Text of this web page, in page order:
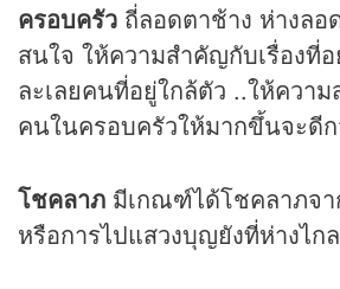
ครอบครัว ถี่ลอดตาช้าง ห่างลอ
สนใจ ให้ความสำคัญกับเรื่องที่
ละเลยคนที่อยู่ใกล้ตัว ..ให้ควา
คนในครอบครัวให้มากขึ้นจะดี
โชคลาภ มีเกณฑ์ได้โชคลาภจา
หรือการไปแสวงบุญยังที่ห่างไก